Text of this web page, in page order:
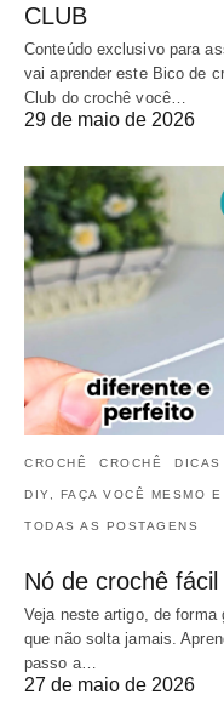
CLUB
Conteúdo exclusivo para
vai aprender este Bico de
Club do crochê você…
29 de maio de 2026
CROCHÊ CROCHÊ DICAS
DIY, FAÇA VOCÊ MESMO
TODAS AS POSTAGENS
Nó de crochê
Veja neste artigo, de
que não solta jamais.
passo a…
27 de maio de 2026